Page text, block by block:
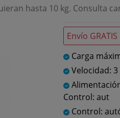
hasta 10 kg. Consulta
Envío GRATIS
Carga
Velocidad: 3
Control: aut
Control: